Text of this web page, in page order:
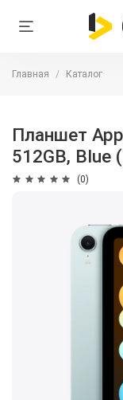
Главная Каталог
Планшет
512GB, Blue
(0)